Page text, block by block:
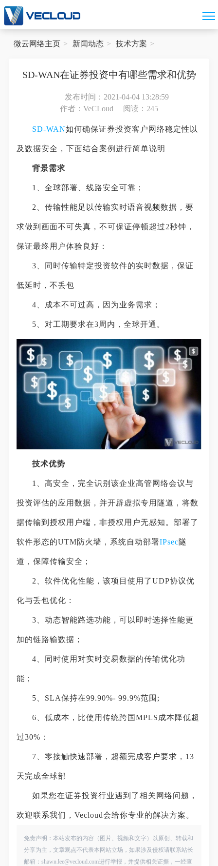
微云网络主页 新闻动态 技术方案
SD-WAN在证券投资中有哪些需求和优势
发布时间：2021-04-04 13:28:59
作者：VeCLoud
阅读：245
SD-WAN如何确保证券投资客户网络稳定性以
及数据安全，下面结合案例进行简单说明
背景需求
1、全球部署、线路安全可靠；
2、传输性能足以传输实时语音视频数据，要
求做到画面不可失真，不可保证停顿超过2秒钟，
保证最终用户体验良好：
3、同时传输特定投资软件的实时数据，保证
低延时，不丢包
4、成本不可过高，因为业务需求；
5、对工期要求在3周内，全球开通。
技术优势
1、高安全，完全识别该企业高管网络会议与
投资评估的应用数据，并开辟虚拟专用隧道，将数
据传输到授权用户端，非授权用户无感知。部署了
软件形态的UTM防火墙，系统自动部署IPsec隧
道，保障传输安全；
2、软件优化性能，该项目使用了UDP协议优
化与丢包优化：
3、动态智能路选功能，可以即时选择性能更
加的链路输数据；
4、同时使用对实时交易数据的传输优化功
能；
5、SLA保持在99.90%- 99.9%范围;
6、低成本，比使用传统跨国MPLS成本降低超
过30%：
7、零接触快速部署，超额完成客户要求，13
天完成全球部
如果您在证券投资行业遇到了相关网络问题，
欢迎联系我们，Vecloud会给你专业的解决方案。
免责声明：本站发布的内容（图片、视频和文字）以原创、转载和
分享为主，文章观点不代表本网站立场，如果涉及侵权请联系站长
邮箱：shawn.lee@vecloud.com进行举报，并提供相关证据，一经查